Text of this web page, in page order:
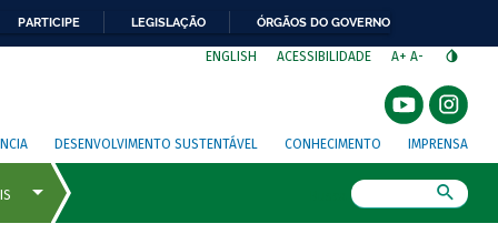
PARTICIPE LEGISLAÇÃO ÓRGÃOS DO GOVERNO
ENGLISH ACESSIBILIDADE A+ A-
DESENVOLVIMENTO SUSTENTÁVEL CONHECIMENTO IMPRENSA